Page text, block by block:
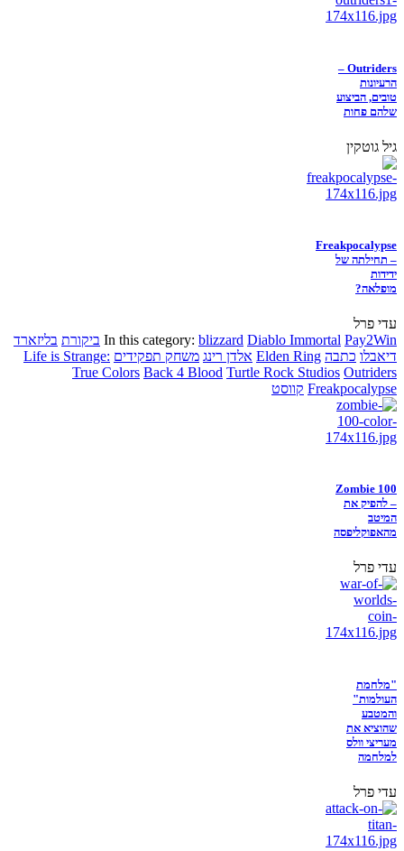
Outriders –
הרעיונות
טובים, הביצוע
שלהם פחות
גיל גוטקין
Freakpocalypse
– תחילתה של
ידידות
מופלאה?
עדי פרל
In this category: blizzard Diablo Immortal Pay2Win ביקורת בליזארד
דיאבלו כתבה Elden Ring אלדן רינג משחק תפקידים Life is Strange:
True Colors Back 4 Blood Turtle Rock Studios Outriders
Freakpocalypse קווסט
Zombie 100
– להפיק את
המיטב
מהאפוקליפסה
עדי פרל
"מלחמת
העולמות"
והמטבע
שהוציא את
מעריצי וולס
למלחמה
עדי פרל